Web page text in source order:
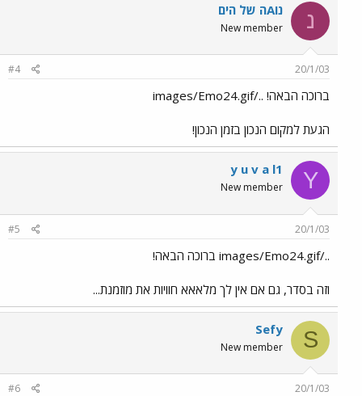
נ נוAה של הים
New member
20/1/03
#4
ברוכה הבאה! ../images/Emo24.gif
הגעת למקום הנכון בזמן הנכון!
Y
y u v a l1
New member
20/1/03
#5
../images/Emo24.gif ברוכה הבאה!
וזה בסדר, גם אם אין לך מלאאא חוויות את מוזמנת...
S
Sefy
New member
20/1/03
#6